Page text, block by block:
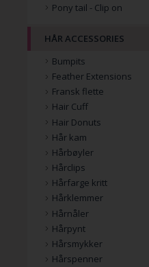
Pony tail - Clip on
HÅR ACCESSORIES
Bumpits
Feather Extensions
Fransk flette
Hair Cuff
Hair Donuts
Hår kam
Hårbøyler
Hårclips
Hårfarge kritt
Hårklemmer
Hårnåler
Hårpynt
Hårsmykker
Hårspenner